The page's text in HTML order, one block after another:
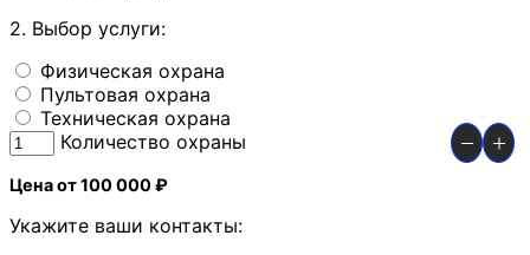
2. Выбор услуги:
Физическая охрана
Пультовая охрана
Техническая охрана
Количество охраны
Цена от 100 000 ₽
Укажите ваши контакты: